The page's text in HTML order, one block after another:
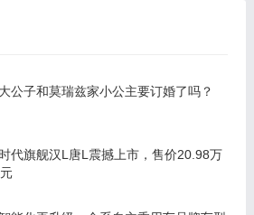
公子和莫瑞兹家小公主要订婚了吗？
代旗舰汉L唐L震撼上市，售价20.98万